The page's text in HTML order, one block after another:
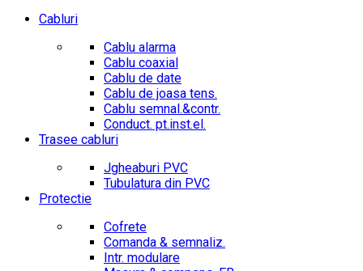
Cabluri
Cablu alarma
Cablu coaxial
Cablu de date
Cablu de joasa tens.
Cablu semnal.&contr.
Conduct. pt.inst.el.
Trasee cabluri
Jgheaburi PVC
Tubulatura din PVC
Protectie
Cofrete
Comanda & semnaliz.
Intr. modulare